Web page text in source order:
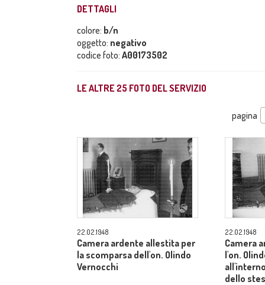
DETTAGLI
colore: b/n
oggetto: negativo
codice foto: A00173502
LE ALTRE 25 FOTO DEL SERVIZIO
pagina
22.02.1948
Camera ardente allestita per
la scomparsa dell'on. Olindo
Vernocchi
22.02.1948
Camera
l'on.
dello